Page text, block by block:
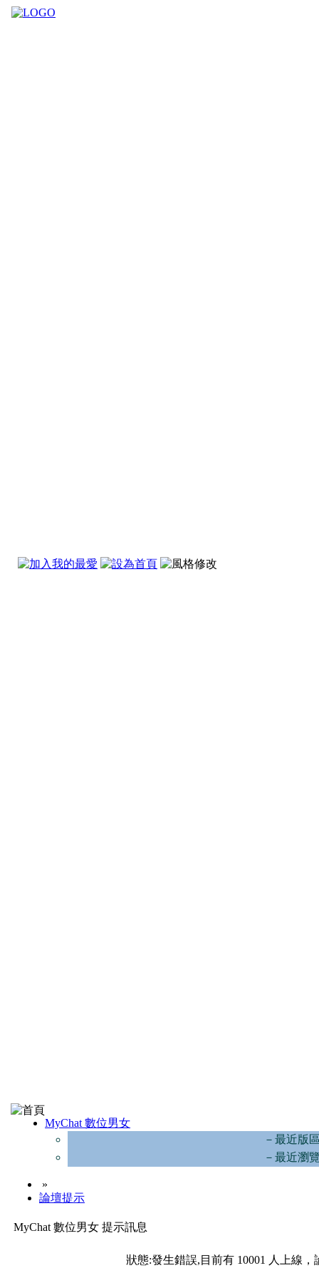
MyChat 數位男女
－最近版
－最近瀏
»
論壇提示
MyChat 數位男女 提示訊息
狀態:發生錯誤,目前有 10001 人上線